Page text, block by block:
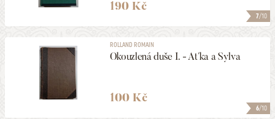
7/10
190 Kč
6/10
ROLLAND ROMAIN
Okouzlená duše I. - Aťka a Sylva
100 Kč